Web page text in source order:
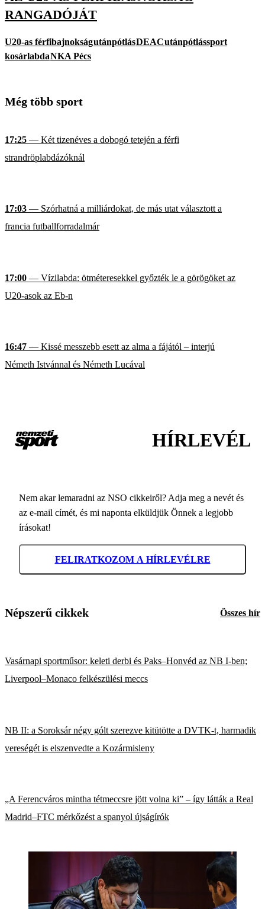
RANGADÓJÁT
U20-as férfibajnokságutánpótlásDEACutánpótlássport
kosárlabdaNKA Pécs
Még több sport
17:25 — Két tizenéves a dobogó tetején a férfi
strandröplabdázóknál
17:03 — Szórhatná a milliárdokat, de más utat választott a
francia futballforradalmár
17:00 — Vízilabda: ötméteresekkel győzték le a görögöket az
U20-asok az Eb-n
16:47 — Kissé messzebb esett az alma a fájától – interjú
Németh Istvánnal és Németh Lucával
HÍRLEVÉL
Nem akar lemaradni az NSO cikkeiről? Adja meg a nevét és
az e-mail címét, és mi naponta elküldjük Önnek a legjobb
írásokat!
FELIRATKOZOM A HÍRLEVÉLRE
Népszerű cikkek Összes hír
Vasárnapi sportműsor: keleti derbi és Paks–Honvéd az NB I-ben;
Liverpool–Monaco felkészülési meccs
NB II: a Soroksár négy gólt szerezve kitütötte a DVTK-t, harmadik
vereségét is elszenvedte a Kozármisleny
„A Ferencváros mintha tétmeccsre jött volna ki” – így látták a Real
Madrid–FTC mérkőzést a spanyol újságírók